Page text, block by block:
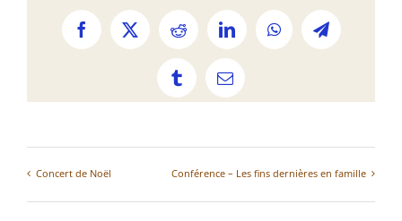
Facebook
X Reddit LinkedInWhatsAppTelegram
TumblrEmail
Concert de Noël Conférence – Les fins dernières en famille